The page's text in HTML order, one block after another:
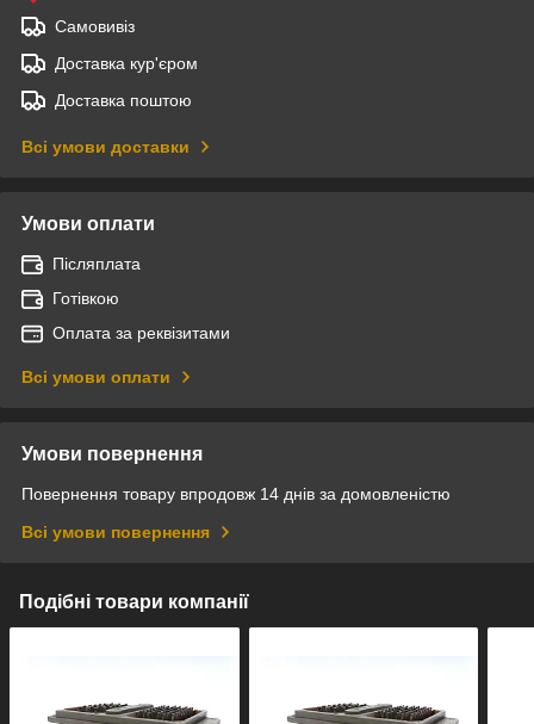
Самовивіз
Доставка кур'єром
Доставка поштою
Всі умови доставки
Умови оплати
Післяплата
Готівкою
Оплата за реквізитами
Всі умови оплати
Умови повернення
Повернення товару впродовж 14 днів за домовленістю
Всі умови повернення
Подібні товари компанії